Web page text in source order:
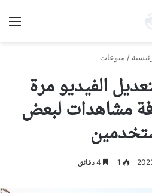
/ منوعات
الفيديو مرة
مشاهدات لبعض
1